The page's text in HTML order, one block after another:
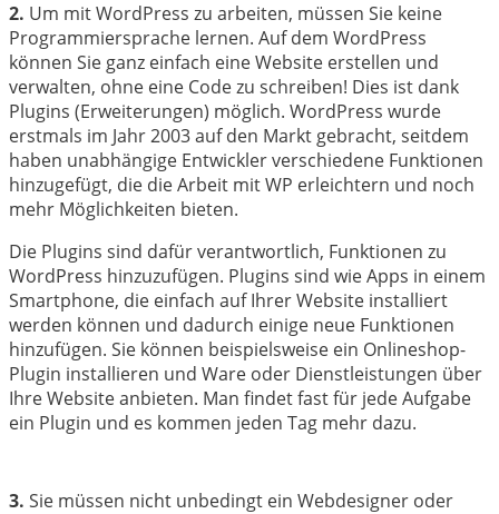
2. Um mit WordPress zu arbeiten, müssen Sie keine
Programmiersprache lernen. Auf dem WordPress
können Sie ganz einfach eine Website erstellen und
verwalten, ohne eine Code zu schreiben! Dies ist dank
Plugins (Erweiterungen) möglich. WordPress wurde
erstmals im Jahr 2003 auf den Markt gebracht, seitdem
haben unabhängige Entwickler verschiedene Funktionen
hinzugefügt, die die Arbeit mit WP erleichtern und noch
mehr Möglichkeiten bieten.
Die Plugins sind dafür verantwortlich, Funktionen zu
WordPress hinzuzufügen. Plugins sind wie Apps in einem
Smartphone, die einfach auf Ihrer Website installiert
werden können und dadurch einige neue Funktionen
hinzufügen. Sie können beispielsweise ein Onlineshop-
Plugin installieren und Ware oder Dienstleistungen über
Ihre Website anbieten. Man findet fast für jede Aufgabe
ein Plugin und es kommen jeden Tag mehr dazu.
3. Sie müssen nicht unbedingt ein Webdesigner oder